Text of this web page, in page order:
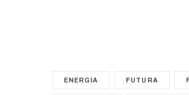
ENERGIA FUTURA